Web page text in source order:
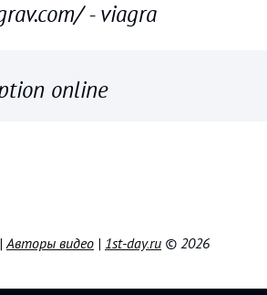
- viagra
online
Авторы видео | 1st-day.ru © 2026